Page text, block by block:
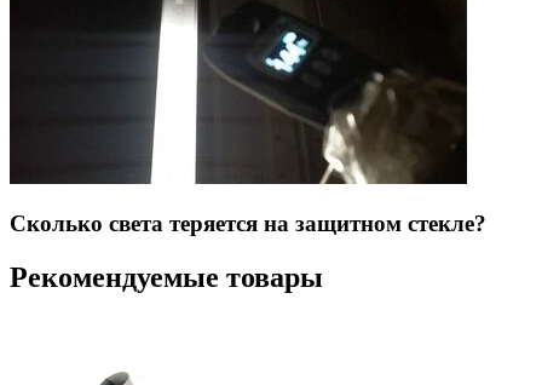
Сколько света теряется на защитном стекле?
Рекомендуемые товары